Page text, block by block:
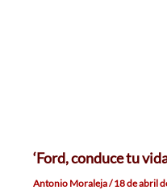
‘Ford, conduce tu
Antonio Moraleja/18 de abril